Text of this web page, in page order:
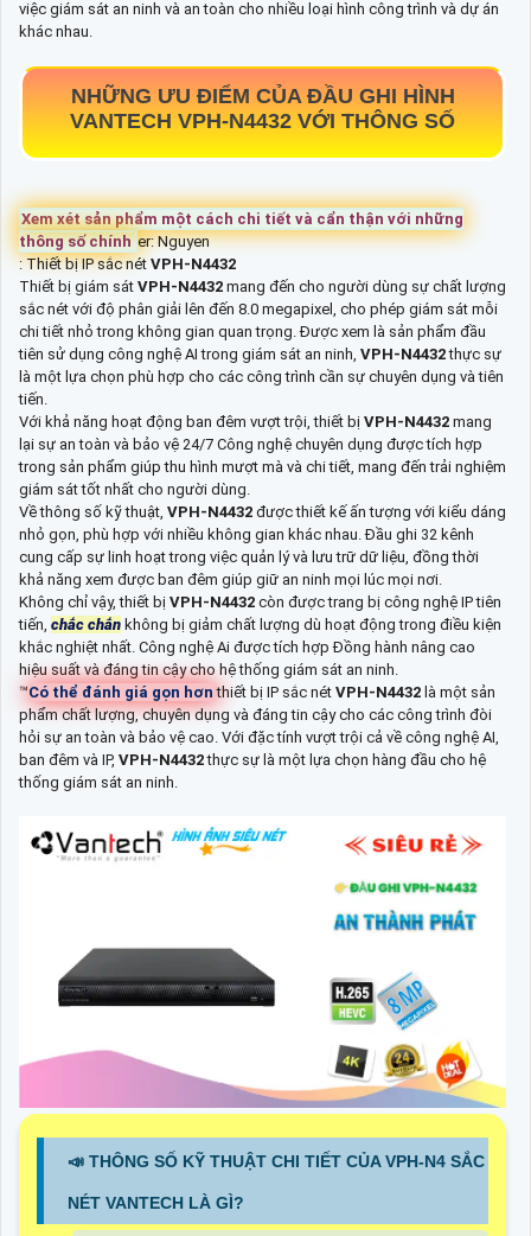
việc giám sát an ninh và an toàn cho nhiều loại hình công trình và dự án
khác nhau.
NHỮNG ƯU ĐIỂM CỦA ĐẦU GHI HÌNH
VANTECH VPH-N4432 VỚI THÔNG SỐ
Xem xét sản phẩm một cách chi tiết và cẩn thận với những
thông số chínher: Nguyen
: Thiết bị IP sắc nét VPH-N4432
Thiết bị giám sát VPH-N4432 mang đến cho người dùng sự chất lượng
sắc nét với độ phân giải lên đến 8.0 megapixel, cho phép giám sát mỗi
chi tiết nhỏ trong không gian quan trọng. Được xem là sản phẩm đầu
tiên sử dụng công nghệ AI trong giám sát an ninh, VPH-N4432thực sự
là một lựa chọn phù hợp cho các công trình cần sự chuyên dụng và tiên
tiến.
Với khả năng hoạt động ban đêm vượt trội, thiết bị VPH-N4432 mang
lại sự an toàn và bảo vệ 24/7 Công nghệ chuyên dụng được tích hợp
trong sản phẩm giúp thu hình mượt mà và chi tiết, mang đến trải nghiệm
giám sát tốt nhất cho người dùng.
Về thông số kỹ thuật, VPH-N4432 được thiết kế ấn tượng với kiểu dáng
nhỏ gọn, phù hợp với nhiều không gian khác nhau. Đầu ghi 32 kênh
cung cấp sự linh hoạt trong việc quản lý và lưu trữ dữ liệu, đồng thời
khả năng xem được ban đêm giúp giữ an ninh mọi lúc mọi nơi.
Không chỉ vậy, thiết bị VPH-N4432 còn được trang bị công nghệ IP tiên
tiến, chắc chắn không bị giảm chất lượng dù hoạt động trong điều kiện
khắc nghiệt nhất. Công nghệ Ai được tích hợp Đồng hành nâng cao
hiệu suất và đáng tin cậy cho hệ thống giám sát an ninh.
™️Có thể đánh giá gọn hơnthiết bị IP sắc nét VPH-N4432 là một sản
phẩm chất lượng, chuyên dụng và đáng tin cậy cho các công trình đòi
hỏi sự an toàn và bảo vệ cao. Với đặc tính vượt trội cả về công nghệ AI,
ban đêm và IP, VPH-N4432thực sự là một lựa chọn hàng đầu cho hệ
thống giám sát an ninh.
📣 THÔNG SỐ KỸ THUẬT CHI TIẾT CỦA VPH-N4 SẮC
NÉT VANTECH LÀ GÌ?